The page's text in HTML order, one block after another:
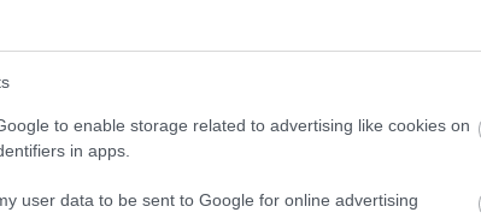
to enable storage related to advertising like cookies on
in apps.
user data to be sent to Google for online advertising